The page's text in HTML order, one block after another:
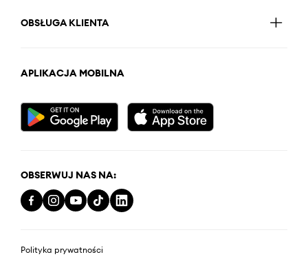
OBSŁUGA KLIENTA
APLIKACJA MOBILNA
OBSERWUJ NAS NA:
Polityka prywatności